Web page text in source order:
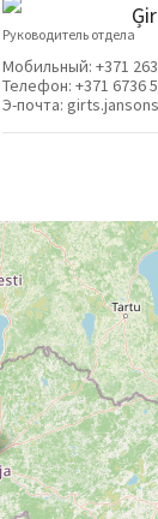
Руководитель отдела
Мобильный: +371
Телефон: +371 6736
Э-почта: